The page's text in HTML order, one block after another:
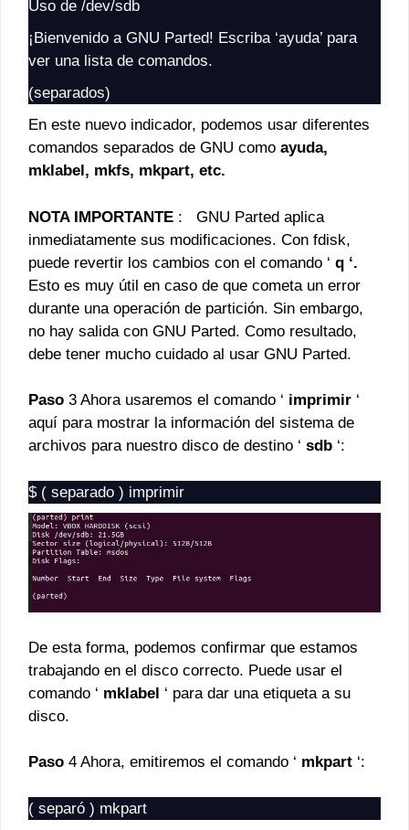
Uso de /dev/sdb
¡Bienvenido a GNU Parted! Escriba ‘ayuda’ para
ver una lista de comandos.
(separados)
En este nuevo indicador, podemos usar diferentes
comandos separados de GNU como ayuda,
mklabel, mkfs, mkpart, etc.
NOTA IMPORTANTE : GNU Parted aplica
inmediatamente sus modificaciones. Con fdisk,
puede revertir los cambios con el comando ‘ q ‘.
Esto es muy útil en caso de que cometa un error
durante una operación de partición. Sin embargo,
no hay salida con GNU Parted. Como resultado,
debe tener mucho cuidado al usar GNU Parted.
Paso 3 Ahora usaremos el comando ‘ imprimir ‘
aquí para mostrar la información del sistema de
archivos para nuestro disco de destino ‘ sdb ‘:
$ ( separado ) imprimir
De esta forma, podemos confirmar que estamos
trabajando en el disco correcto. Puede usar el
comando ‘ mklabel ‘ para dar una etiqueta a su
disco.
Paso 4 Ahora, emitiremos el comando ‘ mkpart ‘:
( separó ) mkpart